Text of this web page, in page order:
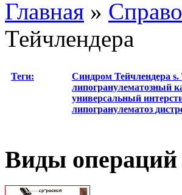
Главная »
Тейчлендера
Теги: Синдром Тейчлендера s.
липогранулематозный
универсальный
липогранулематоз
Виды операций